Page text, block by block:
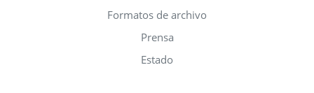
Formatos de archivo
Prensa
Estado